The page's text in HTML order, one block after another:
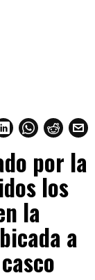
por la
los
la
a